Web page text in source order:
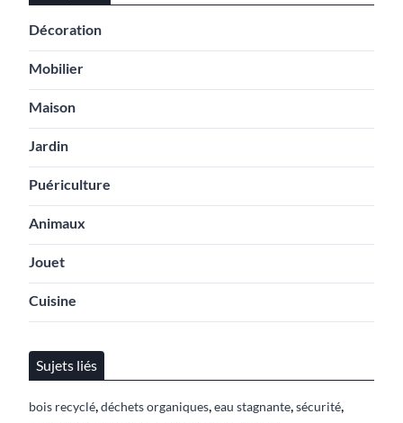
Décoration
Mobilier
Maison
Jardin
Puériculture
Animaux
Jouet
Cuisine
Sujets liés
bois recyclé,déchets organiques,eau stagnante,sécurité,